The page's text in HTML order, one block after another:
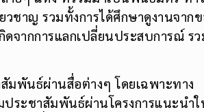
ยๆ แห่ง ที่ร่วมมาเป็นพันธมิตร ทำใ
ชาญ รวมทั้งการได้ศึกษาดูงานจากขอ
จากการแลกเปลี่ยนประสบการณ์ รวม
มพันธ์ผ่านสื่อต่างๆ โดยเฉพาะทาง